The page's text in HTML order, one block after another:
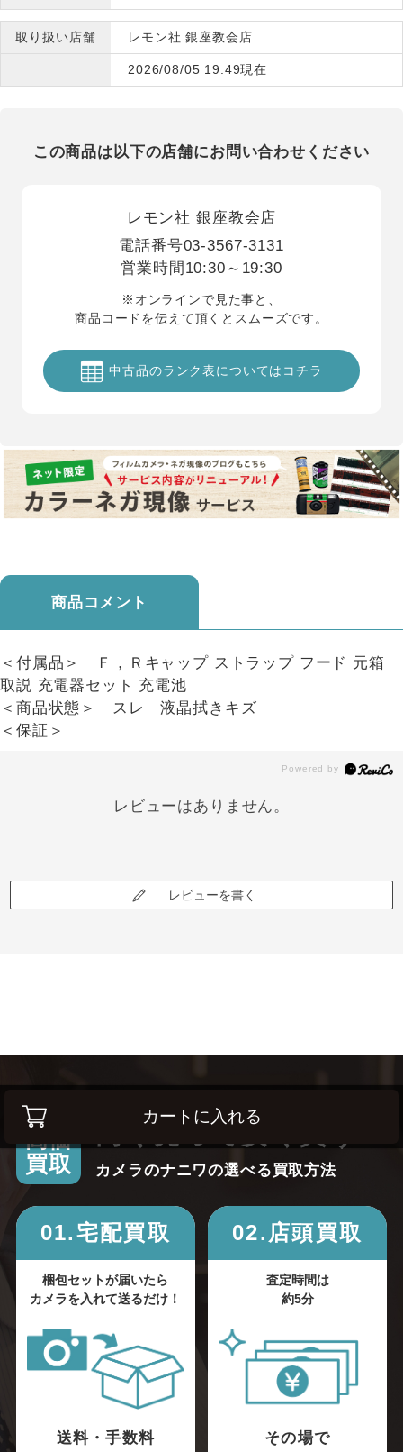
カートに入れる
取り扱い店舗 レモン社 銀座教会店
2026/08/05 19:49現在
この商品は以下の店舗にお問い合わせください
レモン社 銀座教会店
電話番号03-3567-3131
営業時間 10:30～19:30
※オンラインで見た事と、
商品コードを伝えて頂くとスムーズです。
中古品のランク表についてはコチラ
商品コメント
＜付属品＞ Ｆ，Ｒキャップ ストラップ フード 元箱
取説 充電器セット 充電池
＜商品状態＞ スレ 液晶拭きキズ
＜保証＞
レビューはありません。
レビューを書く
高価
買取
カメラのナニワの選べる買取方法
01.宅配買取
梱包セットが届いたら
カメラを入れて送るだけ！
送料・手数料
02.店頭買取
査定時間は
約5分
その場で